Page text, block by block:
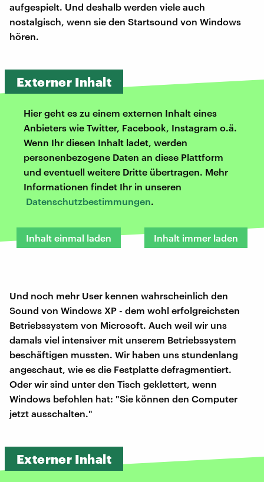
aufgespielt. Und deshalb werden viele auch
nostalgisch, wenn sie den Startsound von Windows
hören.
Externer Inhalt
Hier geht es zu einem externen Inhalt eines
Anbieters wie Twitter, Facebook, Instagram o.ä.
Wenn Ihr diesen Inhalt ladet, werden
personenbezogene Daten an diese Plattform
und eventuell weitere Dritte übertragen. Mehr
Informationen findet Ihr in unseren
Datenschutzbestimmungen.
Inhalt einmal laden Inhalt immer laden
Und noch mehr User kennen wahrscheinlich den
Sound von Windows XP - dem wohl erfolgreichsten
Betriebssystem von Microsoft. Auch weil wir uns
damals viel intensiver mit unserem Betriebssystem
beschäftigen mussten. Wir haben uns stundenlang
angeschaut, wie es die Festplatte defragmentiert.
Oder wir sind unter den Tisch geklettert, wenn
Windows befohlen hat: "Sie können den Computer
jetzt ausschalten."
Externer Inhalt